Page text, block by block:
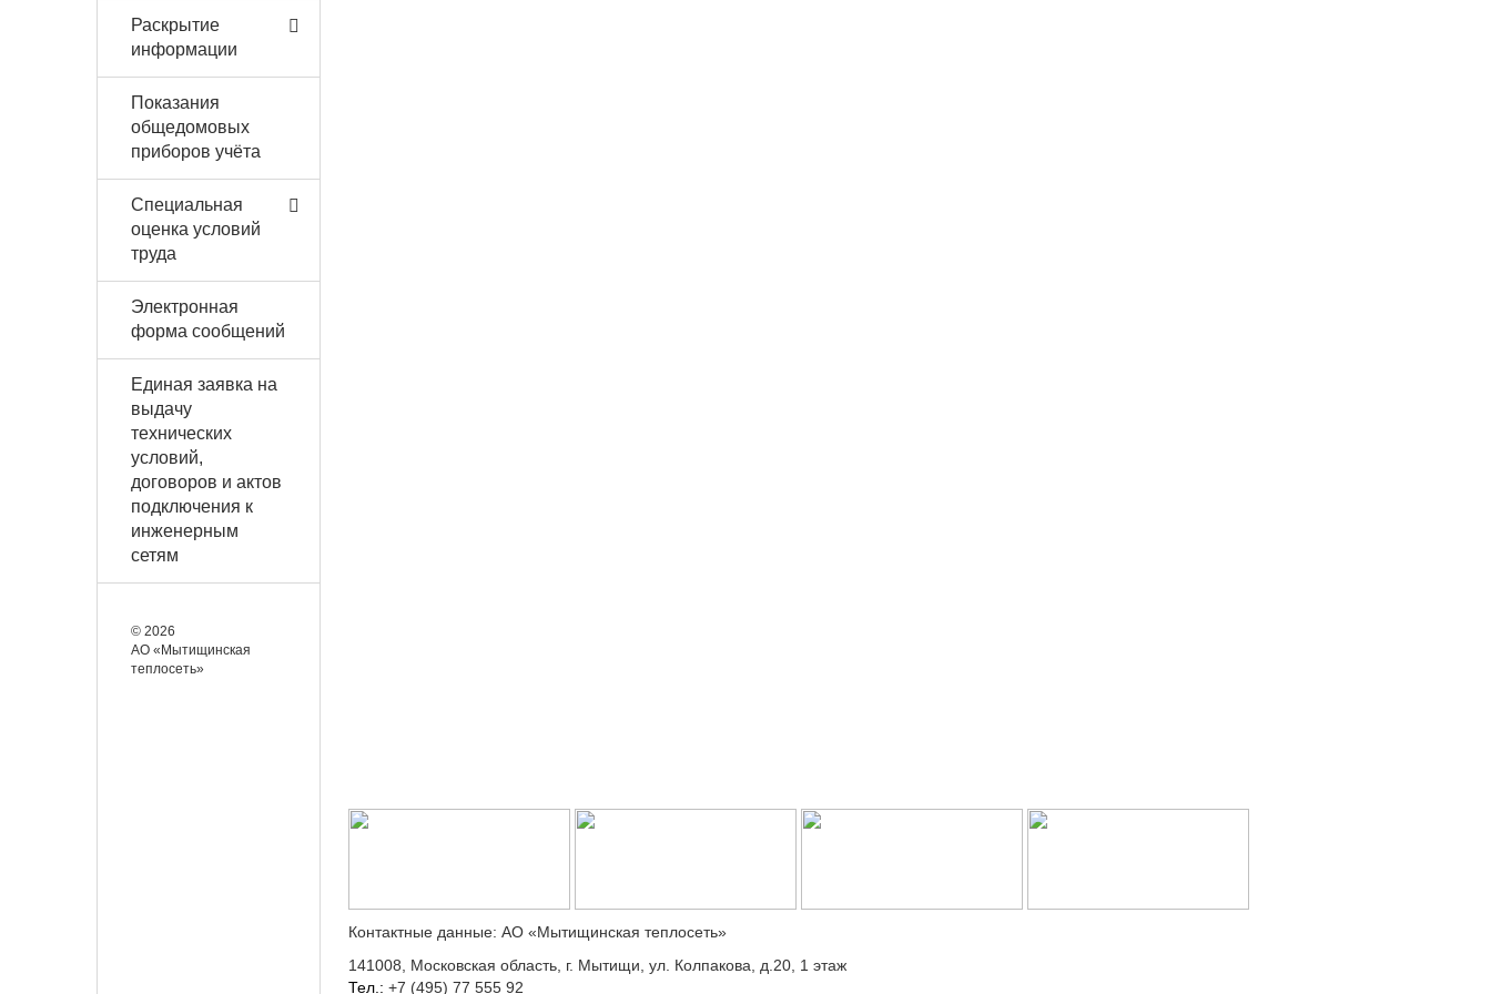
Раскрытие
информации
Показания
общедомовых
приборов учёта
Специальная
оценка условий
труда
Электронная
форма сообщений
Единая заявка на
выдачу
технических
условий,
договоров и актов
подключения к
инженерным
сетям
© 2026
АО «Мытищинская
теплосеть»
Контактные данные: АО «Мытищинская теплосеть»
141008, Московская область, г. Мытищи, ул. Колпакова, д.20, 1 этаж
Тел.: +7 (495) 77 555 92